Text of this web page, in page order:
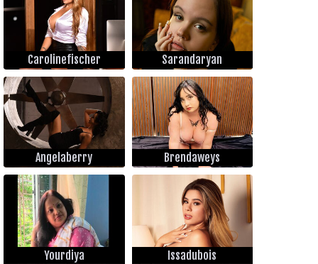
Carolinefischer Sarandaryan
Angelaberry Brendaweys
Yourdiya Issadubois